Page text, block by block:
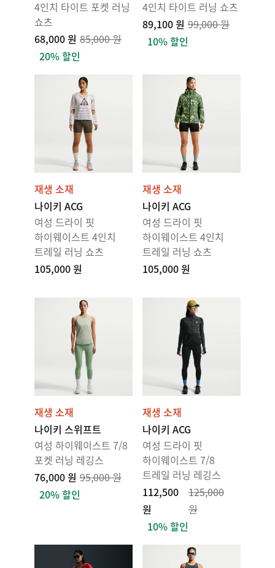
4인치 타이트 포켓 러닝
쇼츠
68,000 원 85,000 원
20% 할인
4인치 타이트 러닝 쇼츠
89,100 원 99,000 원
10% 할인
재생 소재
나이키 ACG
여성 드라이 핏
하이웨이스트 4인치
트레일 러닝 쇼츠
105,000 원
재생 소재
나이키 ACG
여성 드라이 핏
하이웨이스트 4인치
트레일 러닝 쇼츠
105,000 원
재생 소재
나이키 스위프트
여성 하이웨이스트 7/8
포켓 러닝 레깅스
76,000 원 95,000 원
20% 할인
재생 소재
나이키 ACG
여성 드라이 핏
하이웨이스트 7/8
트레일 러닝 레깅스
112,500
원
125,000
원
10% 할인